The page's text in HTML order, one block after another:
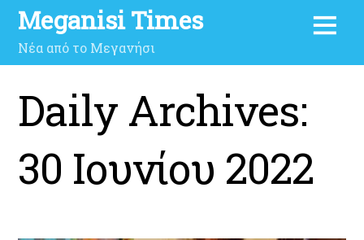
Meganisi Times
Νέα από το Μεγανήσι
Daily Archives:
30 Ιουνίου 2022